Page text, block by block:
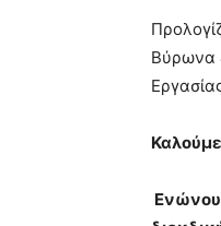
Βύρωνα